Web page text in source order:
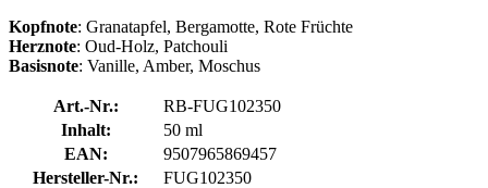
Kopfnote: Granatapfel, Bergamotte, Rote Früchte
Herznote: Oud-Holz, Patchouli
Basisnote: Vanille, Amber, Moschus
Art.-Nr.:
RB-FUG102350
Inhalt:
50 ml
EAN:
9507965869457
Hersteller-Nr.:
FUG102350